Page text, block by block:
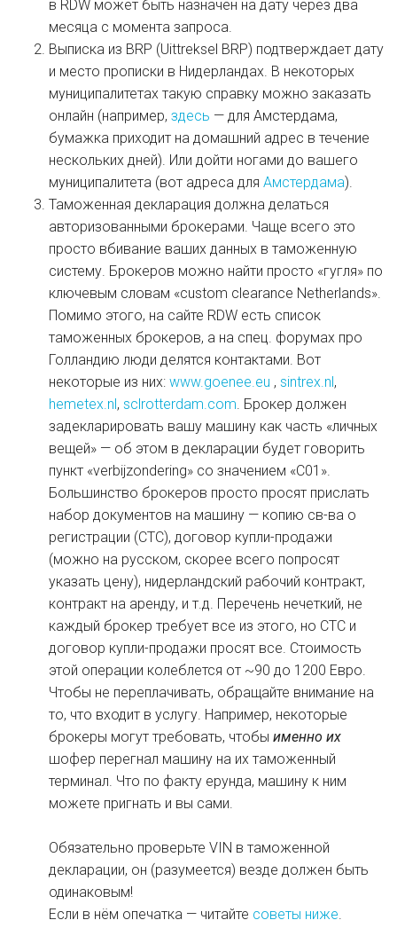
в RDW может быть назначен на дату через два
месяца с момента запроса.
Выписка из BRP (Uittreksel BRP) подтверждает дату
и место прописки в Нидерландах. В некоторых
муниципалитетах такую справку можно заказать
онлайн (например, здесь — для Амстердама,
бумажка приходит на домашний адрес в течение
нескольких дней). Или дойти ногами до вашего
муниципалитета (вот адреса для Амстердама).
Таможенная декларация должна делаться
авторизованными брокерами. Чаще всего это
просто вбивание ваших данных в таможенную
систему. Брокеров можно найти просто «гугля» по
ключевым словам «custom clearance Netherlands».
Помимо этого, на сайте RDW есть список
таможенных брокеров, а на спец. форумах про
Голландию люди делятся контактами. Вот
некоторые из них: www.goenee.eu , sintrex.nl,
hemetex.nl, sclrotterdam.com . Брокер должен
задекларировать вашу машину как часть «личных
вещей» — об этом в декларации будет говорить
пункт «verbijzondering» со значением «С01».
Большинство брокеров просто просят прислать
набор документов на машину — копию св-ва о
регистрации (СТС), договор купли-продажи
(можно на русском, скорее всего попросят
указать цену), нидерландский рабочий контракт,
контракт на аренду, и т.д. Перечень нечеткий, не
каждый брокер требует все из этого, но СТС и
договор купли-продажи просят все. Стоимость
этой операции колеблется от ~90 до 1200 Евро.
Чтобы не переплачивать, обращайте внимание на
то, что входит в услугу. Например, некоторые
брокеры могут требовать, чтобы именно их
шофер перегнал машину на их таможенный
терминал. Что по факту ерунда, машину к ним
можете пригнать и вы сами.
Обязательно проверьте VIN в таможенной
декларации, он (разумеется) везде должен быть
одинаковым!
Если в нём опечатка — читайте советы ниже